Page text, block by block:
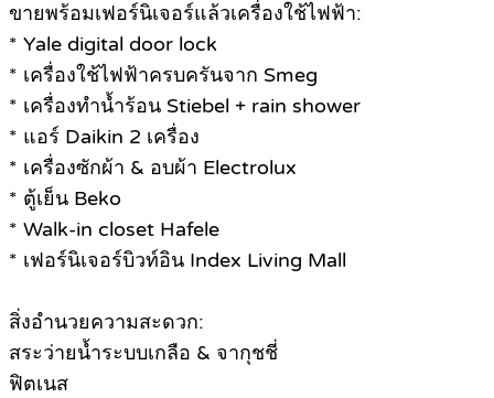
ขายพร้อมเฟอร์นิเจอร์แล้วเครื่องใช้ไฟฟ้า:
* Yale digital door lock
* เครื่องใช้ไฟฟ้าครบครันจาก Smeg
* เครื่องทำน้ำร้อน Stiebel + rain shower
* แอร์ Daikin 2 เครื่อง
* เครื่องซักผ้า & อบผ้า Electrolux
* ตู้เย็น Beko
* Walk-in closet Hafele
* เฟอร์นิเจอร์บิวท์อิน Index Living Mall
สิ่งอำนวยความสะดวก:
สระว่ายน้ำระบบเกลือ & จากุชชี่
ฟิตเนส